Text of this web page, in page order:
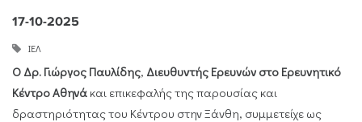
17-10-2025
ΙΕΛ
Ο Δρ. Γιώργος Παυλίδης, Διευθυντής Ερευνών στο Ερευνητικό
Κέντρο Αθηνά και επικεφαλής της παρουσίας και
δραστηριότητας του Κέντρου στην Ξάνθη, συμμετείχε ως